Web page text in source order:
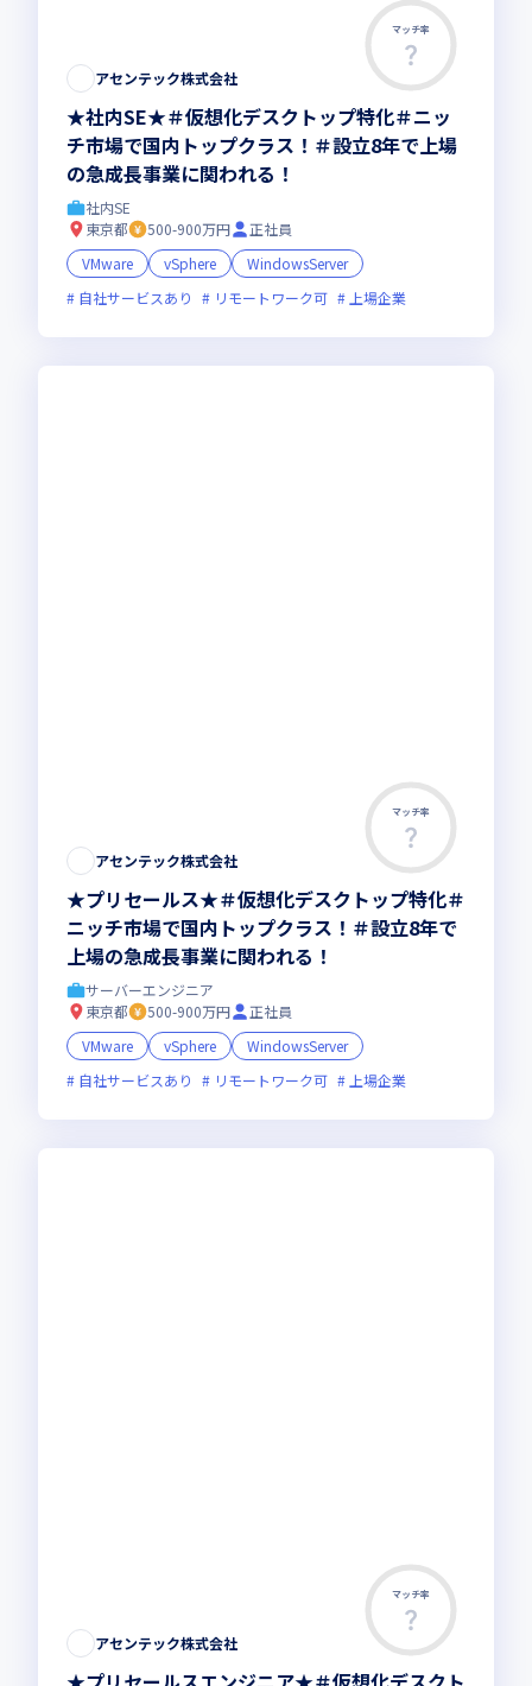
マッチ率
アセンテック株式会社
★社内SE★＃仮想化デスクトップ特化＃ニッ
チ市場で国内トップクラス！＃設立8年で上場
の急成長事業に関われる！
社内SE
東京都
500-900万円
正社員
VMware
vSphere
WindowsServer
自社サービスあり
リモートワーク可 上場企業
マッチ率
アセンテック株式会社
★プリセールス★＃仮想化デスクトップ特化＃
ニッチ市場で国内トップクラス！＃設立8年で
上場の急成長事業に関われる！
サーバーエンジニア
東京都
500-900万円
正社員
VMware
vSphere
WindowsServer
自社サービスあり
リモートワーク可 上場企業
マッチ率
アセンテック株式会社